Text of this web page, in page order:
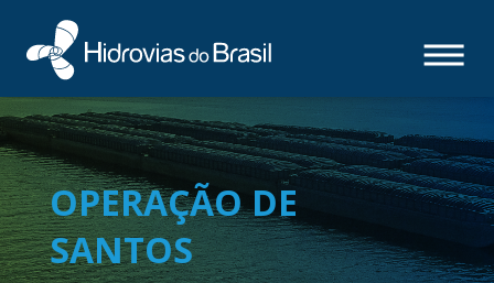
OPERAÇÃO DE
SANTOS